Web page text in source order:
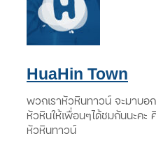
HuaHin Town
พวกเราหัวหินทาวน์ จะมาบอ
หัวหินให้เพื่อนๆได้ชมกันนะค
หัวหินทาวน์